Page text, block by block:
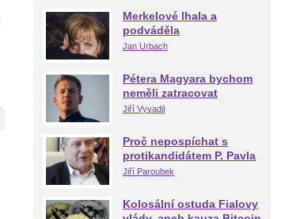
Merkelové lhala a
podváděla
Jan Urbach
Pétera Magyara bychom
neměli zatracovat
Jiří Vyvadil
Proč nepospíchat s
protikandidátem P. Pavla
Jiří Paroubek
Kolosální ostuda Fialovy